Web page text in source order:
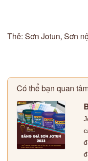
Thẻ: Sơn Jotun, Sơn
Có thể bạn quan